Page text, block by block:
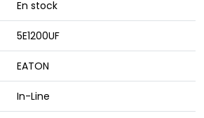
En stock
5E1200UF
EATON
In-Line